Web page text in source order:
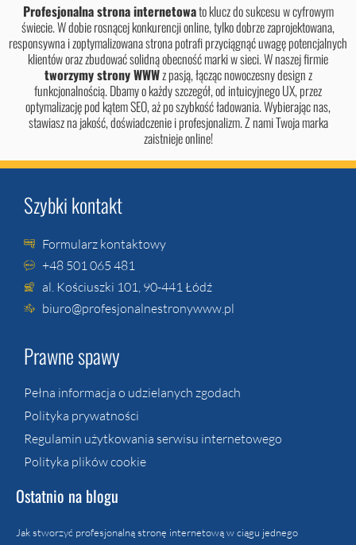
Profesjonalna strona internetowato klucz do sukcesu w cyfrowym
świecie. W dobie rosnącej konkurencji online, tylko dobrze zaprojektowana,
responsywna i zoptymalizowana strona potrafi przyciągnąć uwagę potencjalnych
klientów oraz zbudować solidną obecność marki w sieci. W naszej firmie
tworzymy strony WWWz pasją, łącząc nowoczesny design z
funkcjonalnością. Dbamy o każdy szczegół, od intuicyjnego UX, przez
optymalizację pod kątem SEO, aż po szybkość ładowania. Wybierając nas,
stawiasz na jakość, doświadczenie i profesjonalizm. Z nami Twoja marka
zaistnieje online!
Szybki kontakt
Formularz kontaktowy
+48 501 065 481
al. Kościuszki 101, 90-441 Łódź
biuro@profesjonalnestronywww.pl
Prawne spawy
Pełna informacja o udzielanych zgodach
Polityka prywatności
Regulamin użytkowania serwisu internetowego
Polityka plików cookie
Ostatnio na blogu
Jak stworzyć profesjonalną stronę internetową w ciągu jednego